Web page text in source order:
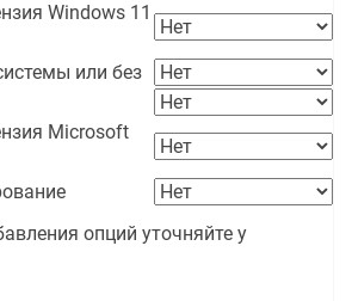
Windows 11
или без
Microsoft
опций уточняйте у